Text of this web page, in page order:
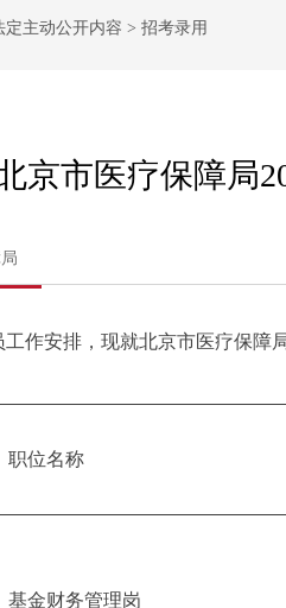
定主动公开内容 > 招考录用
京市医疗保障局
作安排，现就北京市医疗保障
职位名称
基金财务管理岗